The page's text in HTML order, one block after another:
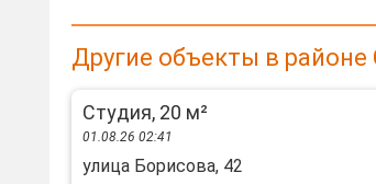
Другие объекты в
Студия, 20 м²
01.08.26 02:41
улица Борисова, 42